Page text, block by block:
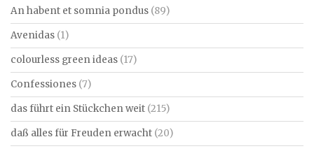
An habent et somnia pondus (89)
Avenidas (1)
colourless green ideas (17)
Confessiones (7)
das führt ein Stückchen weit (215)
daß alles für Freuden erwacht (20)